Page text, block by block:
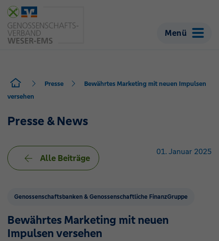
Menü
Presse
Bewährtes Marketing mit neuen Impulsen
versehen
Presse & News
Alle Beiträge
01. Januar 2025
Genossenschaftsbanken & Genossenschaftliche FinanzGruppe
Bewährtes Marketing mit neuen
Impulsen versehen